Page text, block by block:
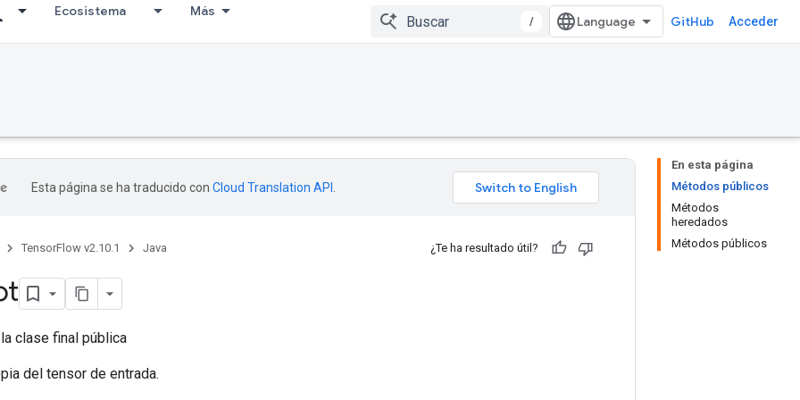
Ecosistema Más
/ GitHub Acceder
En esta página
Métodos públicos
Métodos
heredados
Métodos públicos
Esta página se ha traducido con Cloud Translation API
TensorFlow v2.10.1 Java ¿Te ha resultado útil?
clase final pública
del tensor de entrada.